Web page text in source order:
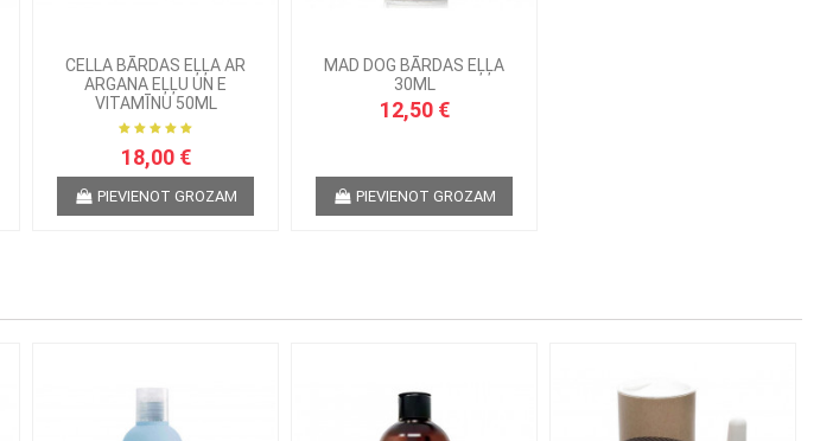
CELLA BĀRDAS EĻĻA AR
ARGANA EĻĻU UN E
VITAMĪNU 50ML
18,00 €
PIEVIENOT GROZAM
MAD DOG BĀRDAS EĻĻA
30ML
12,50 €
PIEVIENOT GROZAM